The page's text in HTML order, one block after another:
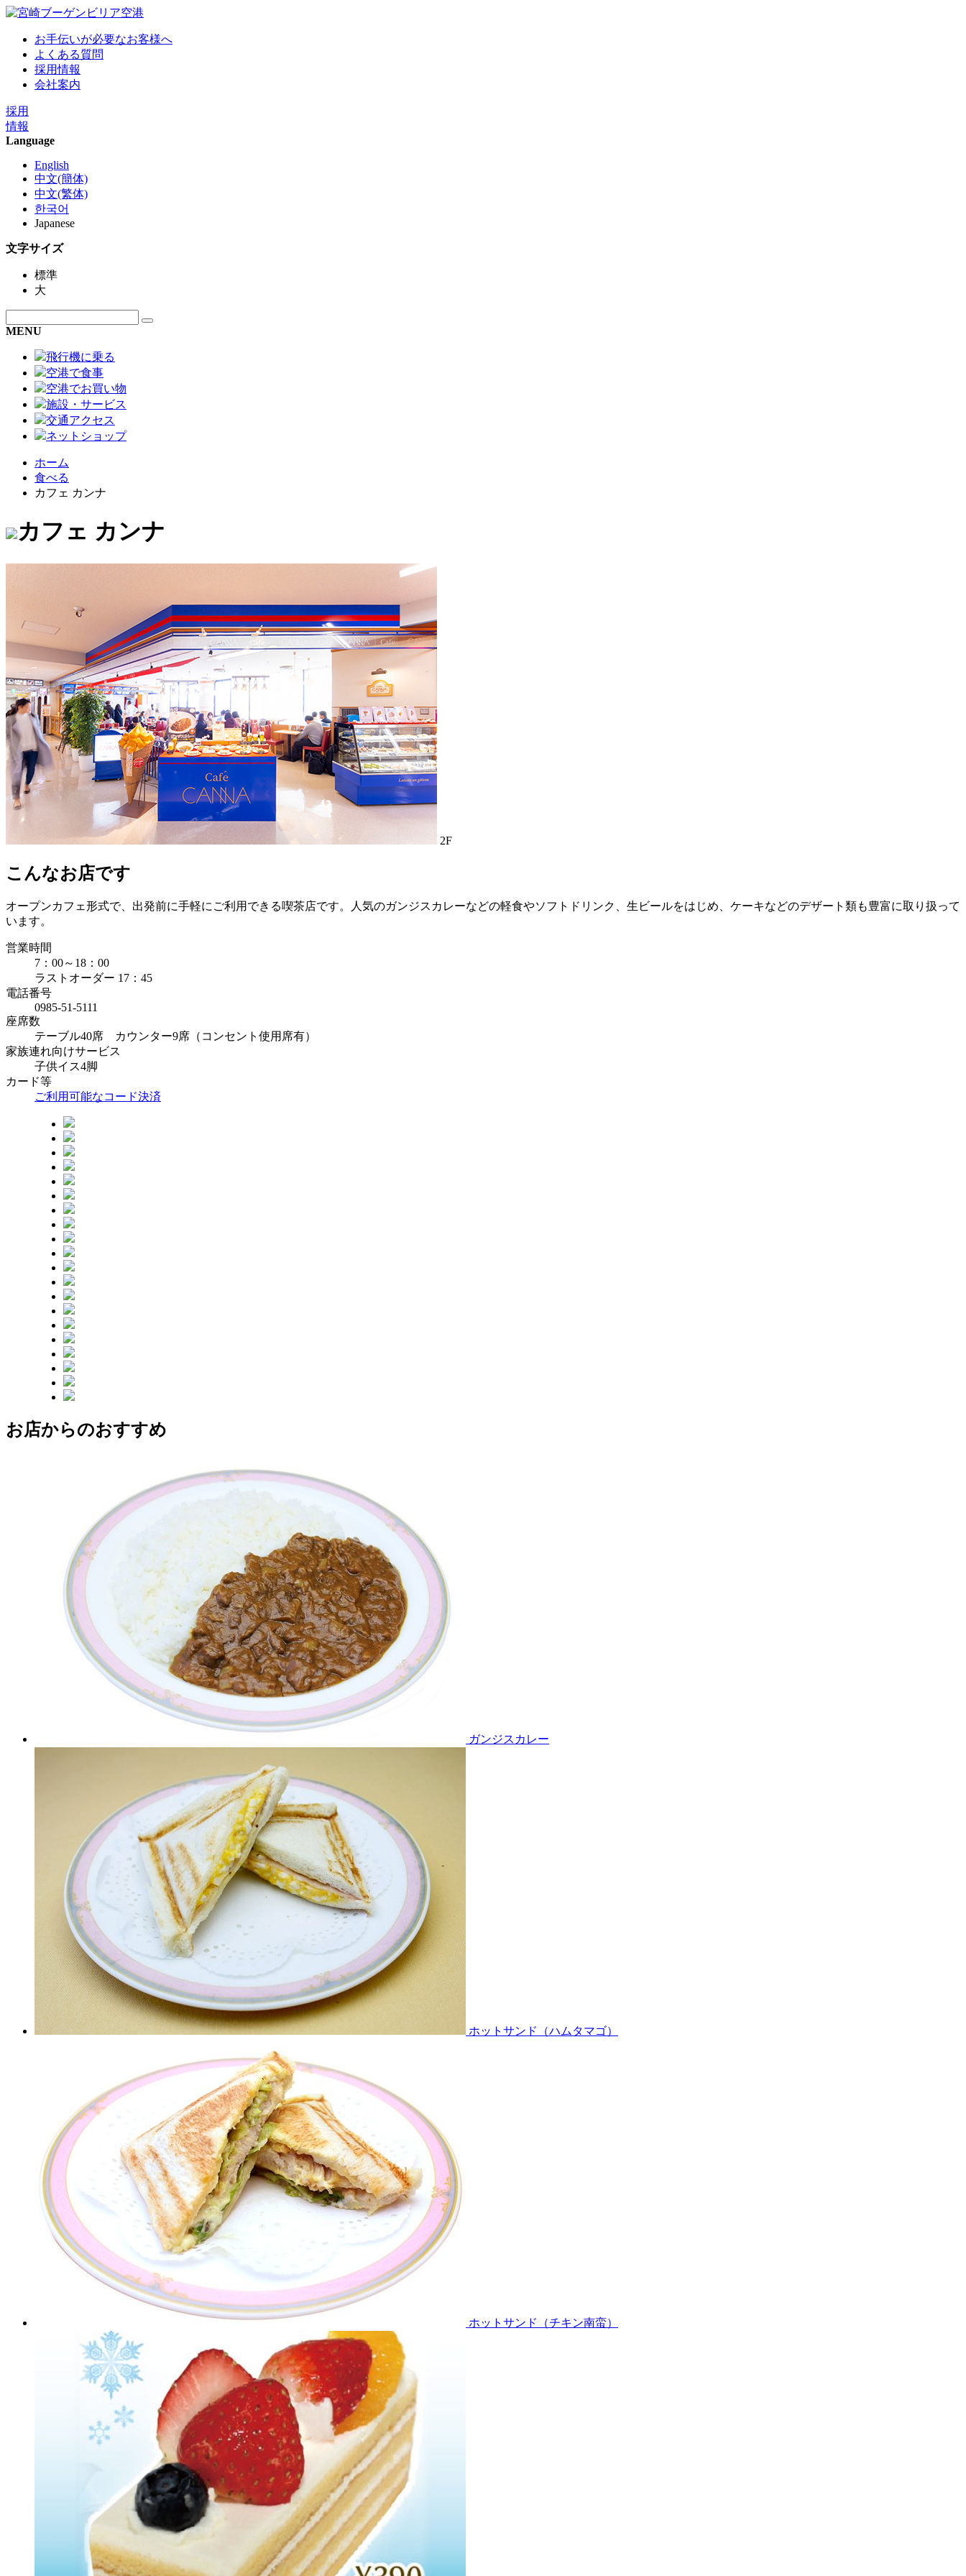
お手伝いが必要なお客様へ
よくある質問
採用情報
会社案内
採用
情報
Language
English
中文(簡体)
中文(繁体)
한국어
Japanese
文字サイズ
標準
大
MENU
飛行機に乗る
空港で食事
空港でお買い物
施設・サービス
交通アクセス
ネットショップ
ホーム
食べる
カフェ カンナ
カフェ カンナ
2F
こんなお店です
オープンカフェ形式で、出発前に手軽にご利用できる喫茶店です。人気のガンジスカレーなどの軽食やソフトドリンク、生ビールをはじめ、ケーキなどのデザート類も豊富に取り扱って
います。
営業時間
7：00～18：00
ラストオーダー 17：45
電話番号
0985-51-5111
座席数
テーブル40席 カウンター9席（コンセント使用席有）
家族連れ向けサービス
子供イス4脚
カード等
ご利用可能なコード決済
お店からのおすすめ
ガンジスカレー
ホットサンド（ハムタマゴ）
ホットサンド（チキン南蛮）